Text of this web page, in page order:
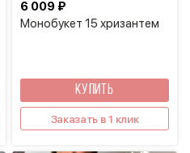
Монобукет 15 хризантем
6 009 ₽
КУПИТЬ
Заказать в 1 клик